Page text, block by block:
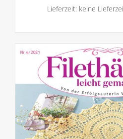
Lieferzeit: keine